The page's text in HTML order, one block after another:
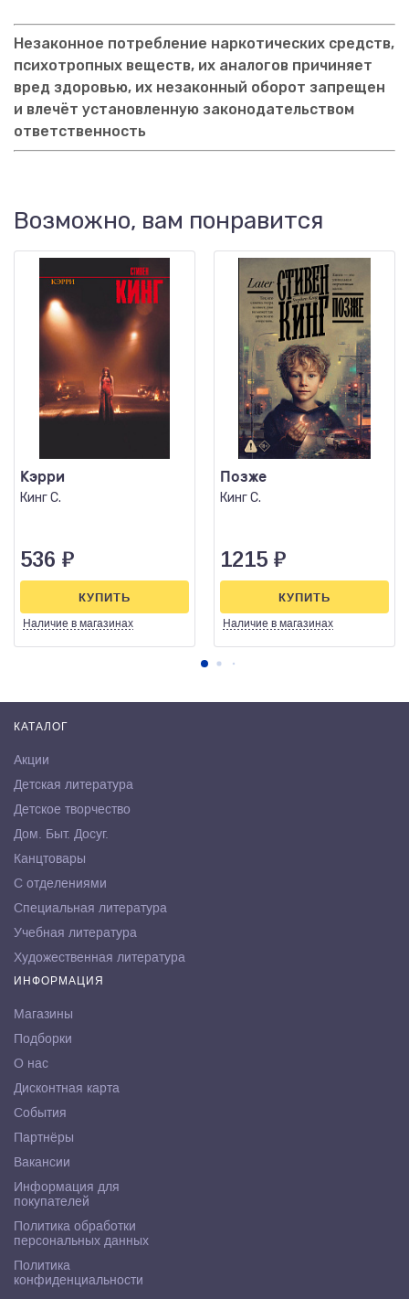
Незаконное потребление наркотических средств,
психотропных веществ, их аналогов причиняет
вред здоровью, их незаконный оборот запрещен
и влечёт установленную законодательством
ответственность
Возможно, вам понравится
Кэрри
Кинг С.
536 ₽
Наличие в магазинах
КУПИТЬ
Позже
Кинг С.
1215 ₽
Наличие в магазинах
КУПИТЬ
КАТАЛОГ
Акции
Детская литература
Детское творчество
Дом. Быт. Досуг.
Канцтовары
С отделениями
Специальная литература
Учебная литература
Художественная литература
ИНФОРМАЦИЯ
Магазины
Подборки
О нас
Дисконтная карта
События
Партнёры
Вакансии
Информация для
покупателей
Политика обработки
персональных данных
Политика
конфиденциальности